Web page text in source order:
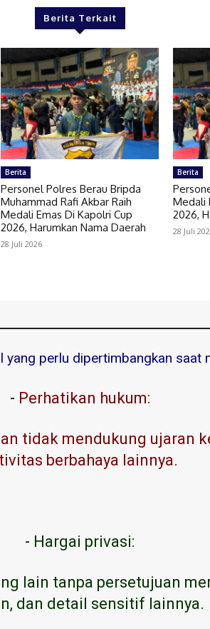
Berita Terkait
Berita
Personel Polres Berau Bripda
Muhammad Rafi Akbar Raih
Medali Emas Di Kapolri Cup
2026, Harumkan Nama Daerah
28 Juli 2026
Berita
Medali
2026,
28 Juli
yang perlu dipertimbangkan saat
- Perhatikan hukum:
tidak mendukung ujaran
berbahaya lainnya.
- Hargai privasi:
lain tanpa persetujuan
dan detail sensitif lainnya.